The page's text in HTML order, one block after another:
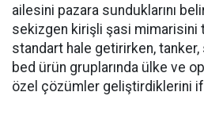
ailesini pazara sundukları­nı
sekizgen kirişli şasi mimarisini
standart hale getirir­ken,
bed ürün gruplarında ülke ve
özel çözüm­ler geliştirdiklerini